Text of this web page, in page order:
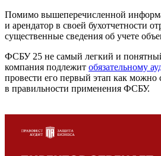
Помимо вышеперечисленной
и арендатор в своей бухотчетности
существенные сведения об учете
ФСБУ 25 не самый легкий и
компания подлежит обязательному
провести его первый этап как можно
в правильности применения ФСБУ.